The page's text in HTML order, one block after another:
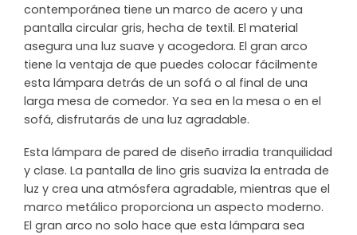
contemporánea tiene un marco de acero y una
pantalla circular gris, hecha de textil. El material
asegura una luz suave y acogedora. El gran arco
tiene la ventaja de que puedes colocar fácilmente
esta lámpara detrás de un sofá o al final de una
larga mesa de comedor. Ya sea en la mesa o en el
sofá, disfrutarás de una luz agradable.
Esta lámpara de pared de diseño irradia tranquilidad
y clase. La pantalla de lino gris suaviza la entrada de
luz y crea una atmósfera agradable, mientras que el
marco metálico proporciona un aspecto moderno.
El gran arco no solo hace que esta lámpara sea